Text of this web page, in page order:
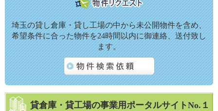
埼玉の貸し倉庫・貸し工場の中から未公開物件を含め、
希望条件に合った物件を24時間以内に御連絡、送付致し
ます。
貸倉庫・貸工場の事業用ポータルサイトNo.１